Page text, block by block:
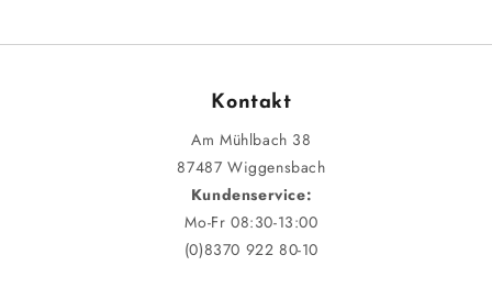
Kontakt
Am Mühlbach 38
87487 Wiggensbach
Kundenservice:
Mo-Fr 08:30-13:00
(0)8370 922 80-10